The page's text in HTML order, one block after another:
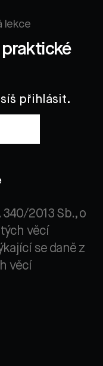
lekce
přihlásit.
2013 Sb., o
věcí
se daně z
věcí